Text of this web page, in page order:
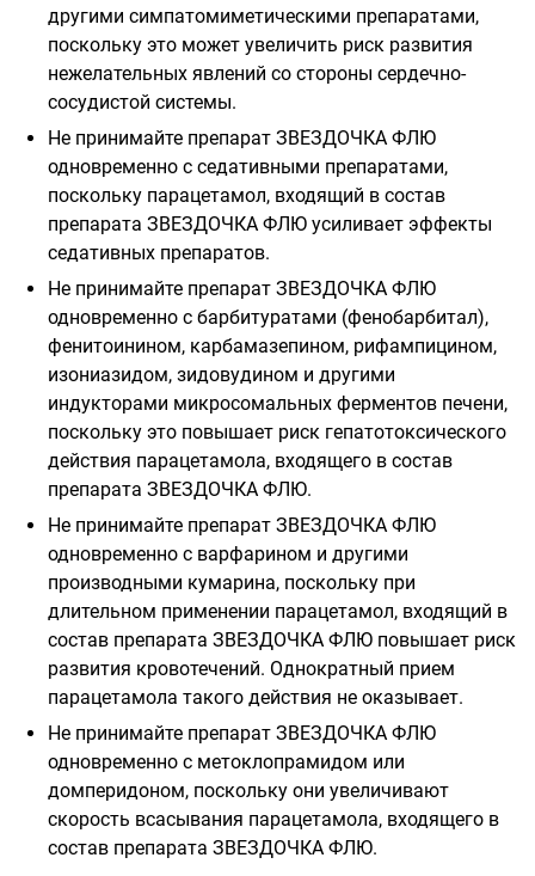
другими симпатомиметическими препаратами,
поскольку это может увеличить риск развития
нежелательных явлений со стороны сердечно-
сосудистой системы.
Не принимайте препарат ЗВЕЗДОЧКА ФЛЮ
одновременно с седативными препаратами,
поскольку парацетамол, входящий в состав
препарата ЗВЕЗДОЧКА ФЛЮ усиливает эффекты
седативных препаратов.
Не принимайте препарат ЗВЕЗДОЧКА ФЛЮ
одновременно с барбитуратами (фенобарбитал),
фенитоинином, карбамазепином, рифампицином,
изониазидом, зидовудином и другими
индукторами микросомальных ферментов печени,
поскольку это повышает риск гепатотоксического
действия парацетамола, входящего в состав
препарата ЗВЕЗДОЧКА ФЛЮ.
Не принимайте препарат ЗВЕЗДОЧКА ФЛЮ
одновременно с варфарином и другими
производными кумарина, поскольку при
длительном применении парацетамол, входящий в
состав препарата ЗВЕЗДОЧКА ФЛЮ повышает риск
развития кровотечений. Однократный прием
парацетамола такого действия не оказывает.
Не принимайте препарат ЗВЕЗДОЧКА ФЛЮ
одновременно с метоклопрамидом или
домперидоном, поскольку они увеличивают
скорость всасывания парацетамола, входящего в
состав препарата ЗВЕЗДОЧКА ФЛЮ.